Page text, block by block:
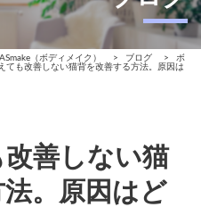
（ボディメイク） > ブログ >
ボ
ても改善しない猫背を改善する方法。原因は
善しない猫
。原因はど